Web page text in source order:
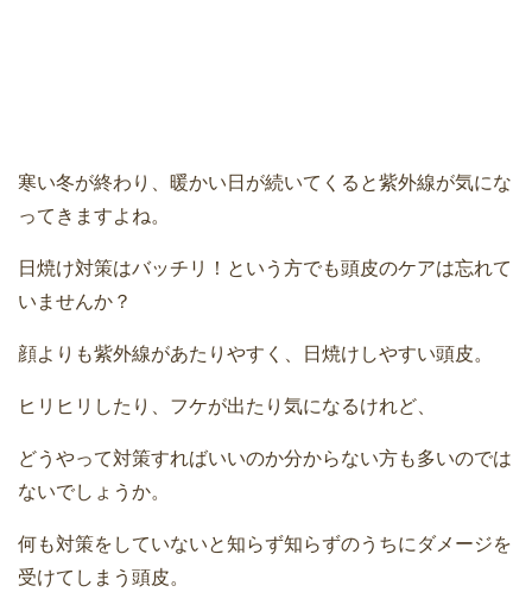
寒い冬が終わり、暖かい日が続いてくると紫外線が気にな
ってきますよね。
日焼け対策はバッチリ！という方でも頭皮のケアは忘れて
いませんか？
顔よりも紫外線があたりやすく、日焼けしやすい頭皮。
ヒリヒリしたり、フケが出たり気になるけれど、
どうやって対策すればいいのか分からない方も多いのでは
ないでしょうか。
何も対策をしていないと知らず知らずのうちにダメージを
受けてしまう頭皮。